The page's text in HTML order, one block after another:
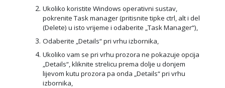
Ukoliko koristite Windows operativni sustav,
pokrenite Task manager (pritisnite tipke ctrl, alt i del
(Delete) u isto vrijeme i odaberite „Task Manager“),
Odaberite „Details“ pri vrhu izbornika,
Ukoliko vam se pri vrhu prozora ne pokazuje opcija
„Details“, kliknite strelicu prema dolje u donjem
lijevom kutu prozora pa onda „Details“ pri vrhu
izbornika,